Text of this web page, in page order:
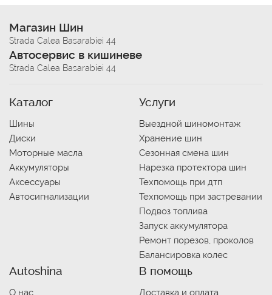
Магазин Шин
Strada Calea Basarabiei 44
Автосервис в кишиневе
Strada Calea Basarabiei 44
Каталог
Шины
Диски
Моторные масла
Аккумуляторы
Аксессуары
Автосигнализации
Услуги
Выездной шиномонтаж
Хранение шин
Сезонная смена шин
Нарезка протектора шин
Техпомощь при дтп
Техпомощь при застревании
Подвоз топлива
Запуск аккумулятора
Ремонт порезов, проколов
Балансировка колес
Autoshina
О нас
В помощь
Доставка и оплата